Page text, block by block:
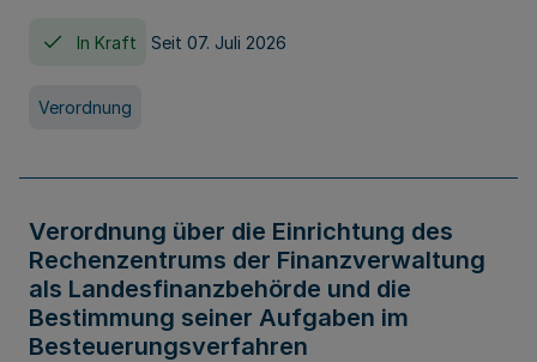
In Kraft Seit 07. Juli 2026
Verordnung
Verordnung über die Einrichtung des
Rechenzentrums der Finanzverwaltung
als Landesfinanzbehörde und die
Bestimmung seiner Aufgaben im
Besteuerungsverfahren